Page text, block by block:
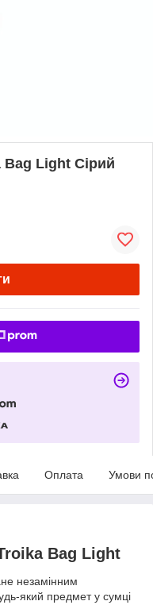
Bag Light Сірий
Оплата Умови
Bag Light
незамінним
який предмет у сумці